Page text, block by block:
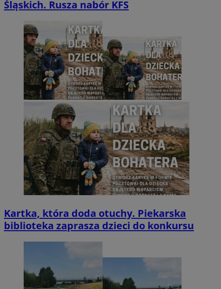
Śląskich. Rusza nabór KFS
Kartka, która doda otuchy. Piekarska
biblioteka zaprasza dzieci do konkursu